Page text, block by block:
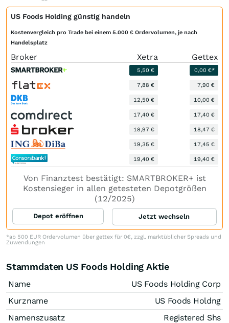
US Foods Holding günstig handeln
Kostenvergleich pro Trade bei einem 5.000 € Ordervolumen, je nach
Handelsplatz
Broker Xetra Gettex
5,50 € 0,00 €*
7,88 € 7,90 €
12,50 € 10,00 €
17,40 € 17,40 €
18,97 € 18,47 €
19,35 € 17,45 €
19,40 € 19,40 €
Von Finanztest bestätigt: SMARTBROKER+ ist
Kostensieger in allen getesteten Depotgrößen
(12/2025)
Depot eröffnen Jetzt wechseln
*ab 500 EUR Ordervolumen über gettex für 0€, zzgl. marktüblicher Spreads und
Zuwendungen
Stammdaten US Foods Holding Aktie
Name
US Foods Holding Corp
Kurzname
US Foods Holdng
Namenszusatz
Registered Shs